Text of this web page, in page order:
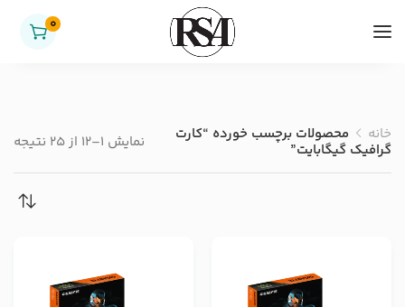
0
خانه محصولات برچسب خورده “کارت
گرافیک گیگابایت” نمایش 1–12 از 25 نتیجه